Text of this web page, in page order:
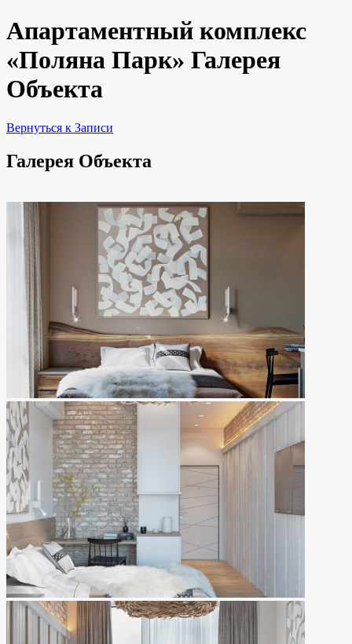
Апартаментный комплекс
«Поляна Парк» Галерея
Объекта
Вернуться к Записи
Галерея Объекта